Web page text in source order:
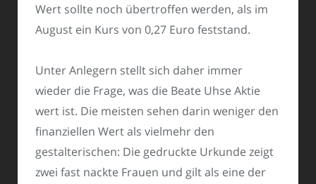
Wert sollte noch übertroffen werden, als im
August ein Kurs von 0,27 Euro feststand.
Unter Anlegern stellt sich daher immer
wieder die Frage, was die Beate Uhse Aktie
wert ist. Die meisten sehen darin weniger den
finanziellen Wert als vielmehr den
gestalterischen: Die gedruckte Urkunde zeigt
zwei fast nackte Frauen und gilt als eine der